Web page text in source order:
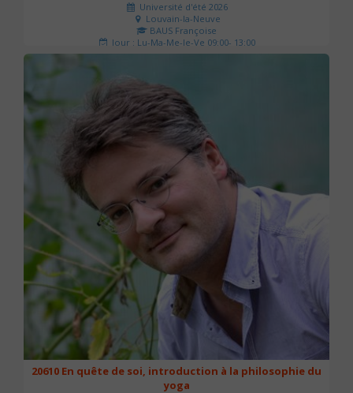
Université d'été 2026
Louvain-la-Neuve
BAUS Françoise
Jour : Lu-Ma-Me-Je-Ve 09:00- 13:00
Nombre de séances : 3
20610 En quête de soi, introduction à la philosophie du
yoga